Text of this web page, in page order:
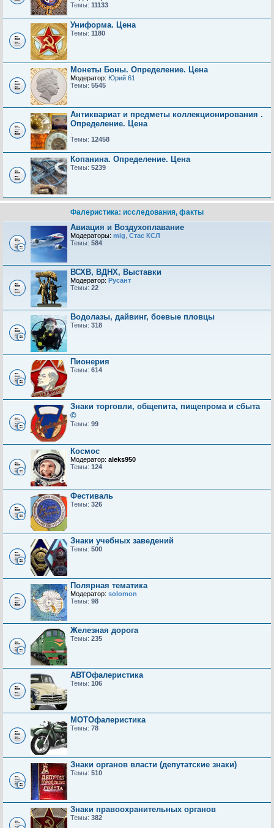
Темы: 11133
Униформа. Цена
Темы: 1180
Монеты Боны. Определение. Цена
Модератор: Юрий 61
Темы: 5545
Антиквариат и предметы коллекционирования .
Определение. Цена
Темы: 12458
Копанина. Определение. Цена
Темы: 5239
Фалеристика: исследования, факты
Авиация и Воздухоплавание
Модераторы: mig Стас КСЛ
Темы: 584
ВСХВ, ВДНХ, Выставки
Модератор: Русант
Темы: 22
Водолазы, дайвинг, боевые пловцы
Темы: 318
Пионерия
Темы: 614
Знаки торговли, общепита, пищепрома и сбыта
©
Темы: 99
Космос
Модератор: aleks950
Темы: 124
Фестиваль
Темы: 326
Знаки учебных заведений
Темы: 500
Полярная тематика
Модератор: solomon
Темы: 98
Железная дорога
Темы: 235
АВТОфалеристика
Темы: 106
МОТОфалеристика
Темы: 78
Знаки органов власти (депутатские знаки)
Темы: 510
Знаки правоохранительных органов
Темы: 382